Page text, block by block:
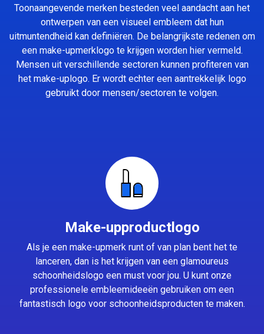
Toonaangevende merken besteden veel aandacht aan het
ontwerpen van een visueel embleem dat hun
uitmuntendheid kan definiëren. De belangrijkste redenen om
een make-upmerklogo te krijgen worden hier vermeld.
Mensen uit verschillende sectoren kunnen profiteren van
het make-uplogo. Er wordt echter een aantrekkelijk logo
gebruikt door mensen/sectoren te volgen.
Make-upproductlogo
Als je een make-upmerk runt of van plan bent het te
lanceren, dan is het krijgen van een glamoureus
schoonheidslogo een must voor jou. U kunt onze
professionele embleemideeën gebruiken om een
fantastisch logo voor schoonheidsproducten te maken.